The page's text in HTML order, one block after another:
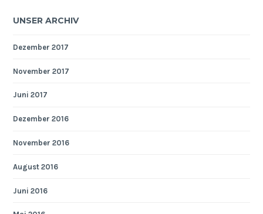
UNSER ARCHIV
Dezember 2017
November 2017
Juni 2017
Dezember 2016
November 2016
August 2016
Juni 2016